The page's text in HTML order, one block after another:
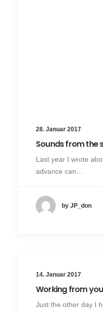
28. Januar 2017
Sounds from the
Last year I wrote
advance can…
by JP_don
14. Januar 2017
Working from
Just the other day I